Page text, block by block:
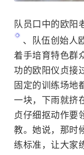
队员口中的欧阳
、队伍创始人
着手培育特色群
功的欧阳仪贞接
固定的训练场地
一块，下雨就挤
贞仔细抠动作要
教。她说，那时
练标准，让大家